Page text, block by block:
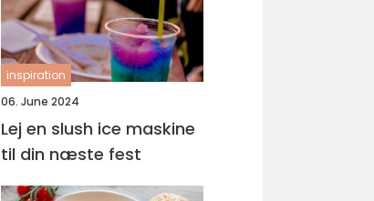
inspiration
06. June 2024
Lej en slush ice maskine
til din næste fest